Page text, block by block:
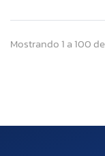
Mostrando 1 a 100